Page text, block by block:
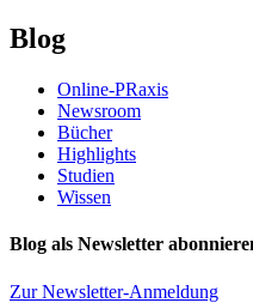
Blog
Online-PRaxis
Newsroom
Bücher
Highlights
Studien
Wissen
Blog als Newsletter
Zur Newsletter-Anmeldung